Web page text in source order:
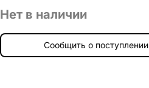
Нет в наличии
Сообщить о поступлении